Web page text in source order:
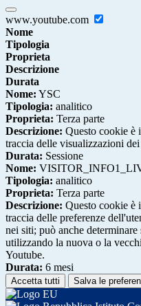
www.youtube.com
Nome
Tipologia
Proprieta
Descrizione
Durata
Nome: YSC
Tipologia: analitico
Proprieta: Terza parte
Descrizione: Questo cookie è
traccia delle visualizzazioni
Durata: Sessione
Nome:
Tipologia: analitico
Proprieta: Terza parte
Descrizione: Questo cookie è
traccia delle preferenze
nei siti; può anche
utilizzando la nuova o la
Youtube.
Durata: 6 mesi
Accetta tutti Salva le